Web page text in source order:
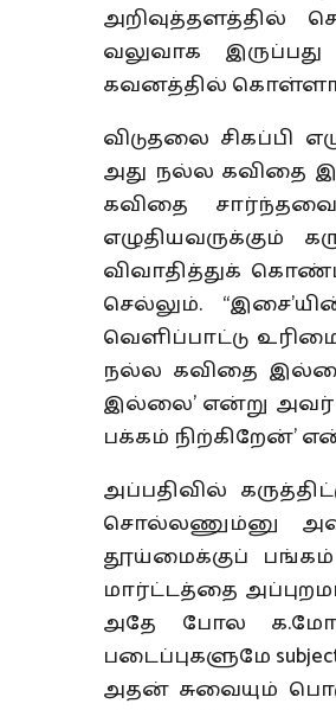
அறிவுத்தளத்தில்
வலுவாக
கவனத்தில்
விடுதலை சிகப்பி
அது நல்ல கவிதை
கவிதை
எழுதியவருக்கும்
விவாதித்துக்
செல்லும்.
வெளிப்பாட்டு
நல்ல கவிதை இல்லை
இல்லை’ என்று அவர்
பக்கம் நிற்கிறேன்’
அப்பதிவில்
சொல்லணும்னு
தூய்மைக்குப்
மார்ட்டத்தை
அதே போல
படைப்புகளுமே
அதன் சுவையும்